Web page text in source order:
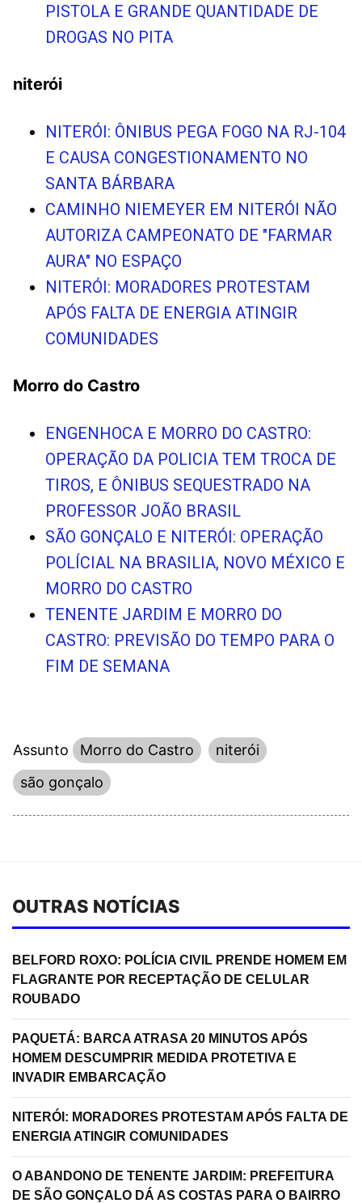
PISTOLA E GRANDE QUANTIDADE DE
DROGAS NO PITA
niterói
NITERÓI: ÔNIBUS PEGA FOGO NA RJ-104
E CAUSA CONGESTIONAMENTO NO
SANTA BÁRBARA
CAMINHO NIEMEYER EM NITERÓI NÃO
AUTORIZA CAMPEONATO DE "FARMAR
AURA" NO ESPAÇO
NITERÓI: MORADORES PROTESTAM
APÓS FALTA DE ENERGIA ATINGIR
COMUNIDADES
Morro do Castro
ENGENHOCA E MORRO DO CASTRO:
OPERAÇÃO DA POLICIA TEM TROCA DE
TIROS, E ÔNIBUS SEQUESTRADO NA
PROFESSOR JOÃO BRASIL
SÃO GONÇALO E NITERÓI: OPERAÇÃO
POLÍCIAL NA BRASILIA, NOVO MÉXICO E
MORRO DO CASTRO
TENENTE JARDIM E MORRO DO
CASTRO: PREVISÃO DO TEMPO PARA O
FIM DE SEMANA
Assunto Morro do Castro
niterói
são gonçalo
OUTRAS NOTÍCIAS
BELFORD ROXO: POLÍCIA CIVIL PRENDE HOMEM EM
FLAGRANTE POR RECEPTAÇÃO DE CELULAR
ROUBADO
PAQUETÁ: BARCA ATRASA 20 MINUTOS APÓS
HOMEM DESCUMPRIR MEDIDA PROTETIVA E
INVADIR EMBARCAÇÃO
NITERÓI: MORADORES PROTESTAM APÓS FALTA DE
ENERGIA ATINGIR COMUNIDADES
O ABANDONO DE TENENTE JARDIM: PREFEITURA
DE SÃO GONÇALO DÁ AS COSTAS PARA O BAIRRO